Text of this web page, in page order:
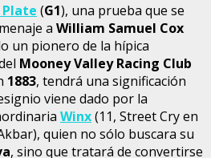
Plate (G1), una prueba que se
a William Samuel Cox
un pionero de la hípica
Mooney Valley Racing Club
1883, tendrá una significación
viene dado por la
Winx(11, Street Cry en
quien no sólo buscara su
, sino que tratará de convertirse